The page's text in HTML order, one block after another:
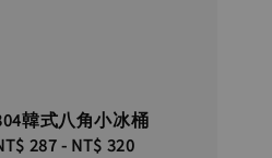
韓式八角小冰桶
287- NT$ 320